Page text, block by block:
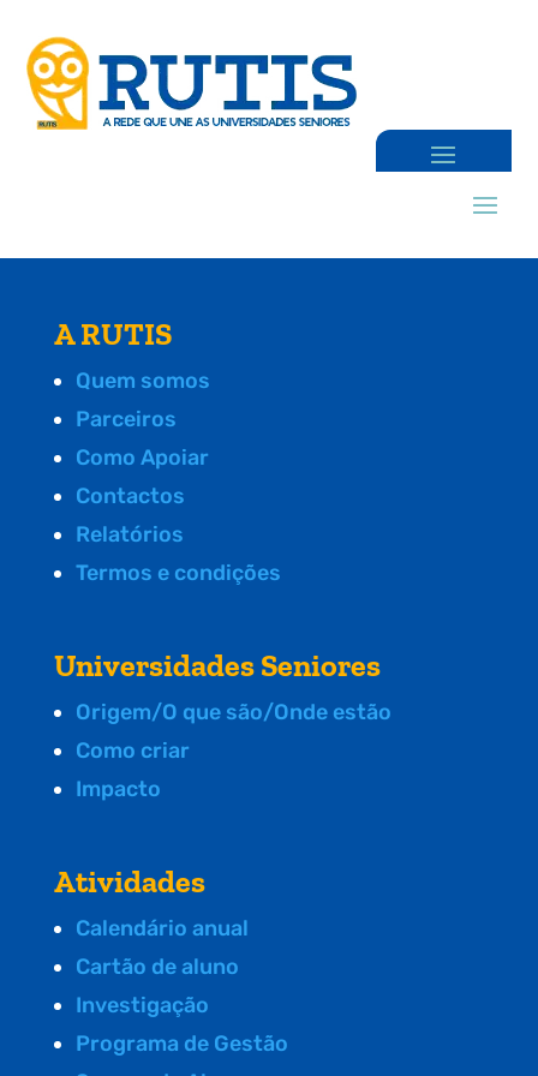
A RUTIS
Quem somos
Parceiros
Como Apoiar
Contactos
Relatórios
Termos e condições
Universidades Seniores
Origem/O que são/Onde estão
Como criar
Impacto
Atividades
Calendário anual
Cartão de aluno
Investigação
Programa de Gestão